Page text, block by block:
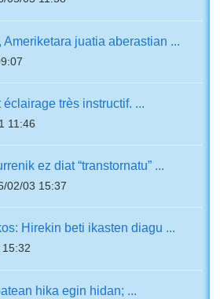
Ameriketara juatia aberastian ...
très instructif. ...
11:46
ez diat “transtornatu” ...
02/03 15:37
Hirekin beti ikasten diagu ...
hika egin hidan; ...